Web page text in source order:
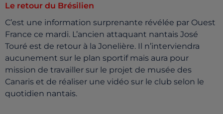
Le retour du Brésilien
C’est une information surprenante révélée par Ouest
France ce mardi. L’ancien attaquant nantais José
Touré est de retour à la Jonelière. Il n’interviendra
aucunement sur le plan sportif mais aura pour
mission de travailler sur le projet de musée des
Canaris et de réaliser une vidéo sur le club selon le
quotidien nantais.